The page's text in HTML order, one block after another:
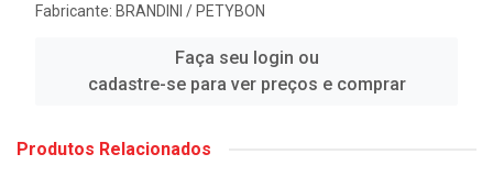
Fabricante: BRANDINI / PETYBON
Faça seu login ou
cadastre-se para ver preços e comprar
Produtos Relacionados